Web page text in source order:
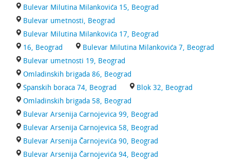
Bulevar Milutina Milankovića 15, Beograd
Bulevar umetnosti, Beograd
Bulevar Milutina Milankovića 17, Beograd
16, Beograd
Bulevar Milutina Milankovića 7, Beograd
Bulevar umetnosti 19, Beograd
Omladinskih brigada 86, Beograd
Spanskih boraca 74, Beograd
Blok 32, Beograd
Omladinskih brigada 58, Beograd
Bulevar Arsenija Carnojevica 99, Beograd
Bulevar Arsenija Carnojevica 58, Beograd
Bulevar Arsenija Čarnojevića 90, Beograd
Bulevar Arsenija Čarnojevića 94, Beograd